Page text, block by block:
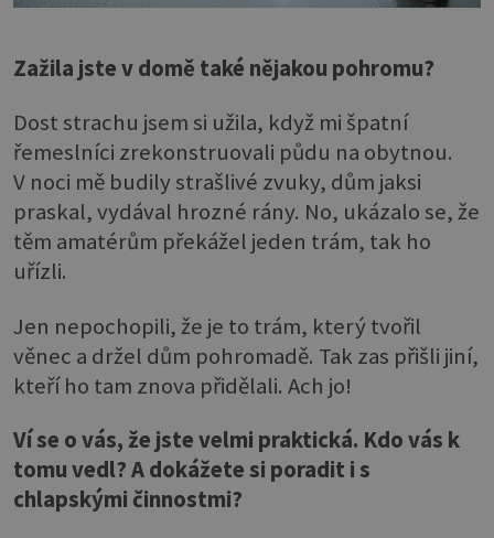
Zažila jste v domě také nějakou pohromu?
Dost strachu jsem si užila, když mi špatní
řemeslníci zrekonstruovali půdu na obytnou.
V noci mě budily strašlivé zvuky, dům jaksi
praskal, vydával hrozné rány. No, ukázalo se, že
těm amatérům překážel jeden trám, tak ho
uřízli.
Jen nepochopili, že je to trám, který tvořil
věnec a držel dům pohromadě. Tak zas přišli jiní,
kteří ho tam znova přidělali. Ach jo!
Ví se o vás, že jste velmi praktická. Kdo vás k
tomu vedl? A dokážete si poradit i s
chlapskými činnostmi?